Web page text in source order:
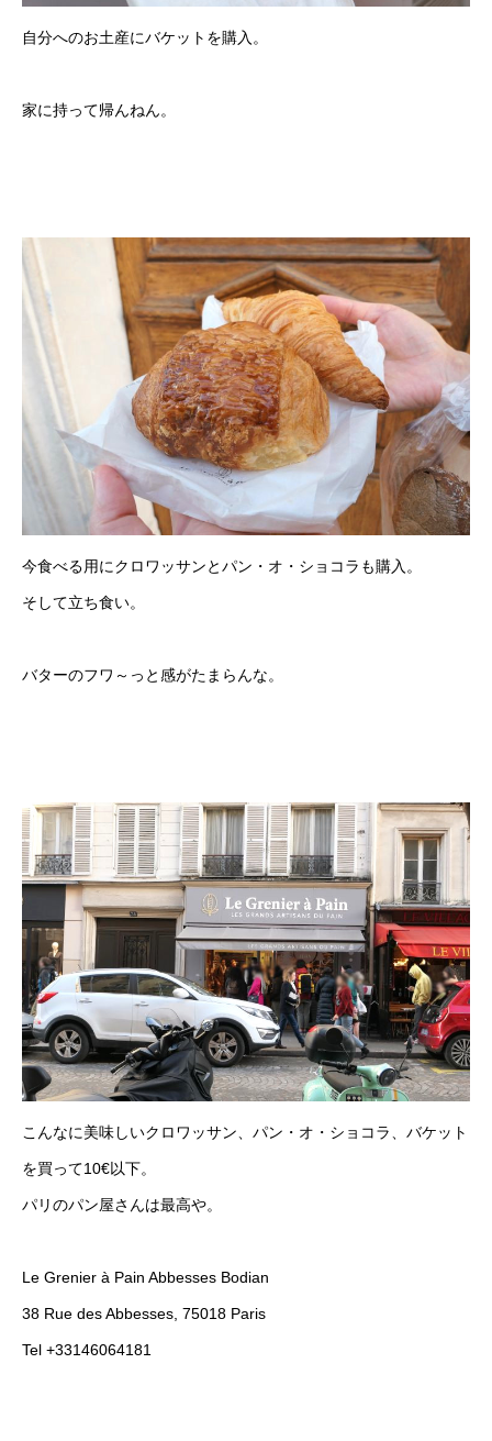
自分へのお土産にバケットを購入。
家に持って帰んねん。
今食べる用にクロワッサンとパン・オ・ショコラも購入。
そして立ち食い。
バターのフワ～っと感がたまらんな。
こんなに美味しいクロワッサン、パン・オ・ショコラ、バケット
を買って10€以下。
パリのパン屋さんは最高や。
Le Grenier à Pain Abbesses Bodian
38 Rue des Abbesses, 75018 Paris
Tel +33146064181